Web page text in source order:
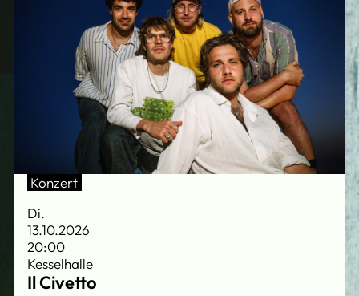
Konzert
Di.
13.10.2026
20:00
Kesselhalle
Il Civetto